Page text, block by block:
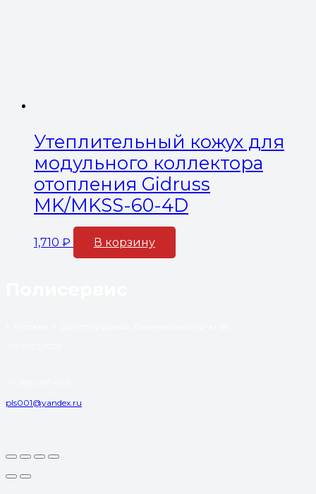
Утеплительный кожух для
модульного коллектора
отопления Gidruss
MK/MKSS-60-4D
1,710 ₽ В корзину
pls001@yandex.ru